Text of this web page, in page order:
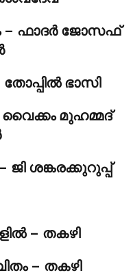
– ഫാദര്‍ ജോസഫ്‌
ഭാസി
മുഹമ്മദ്‌
ശങ്കരക്കുറുപ്പ്
– തകഴി
– തകഴി